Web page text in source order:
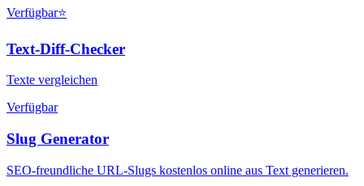
Verfügbar⭐
Text-Diff-Checker
Texte vergleichen
Verfügbar
Slug Generator
SEO-freundliche URL-Slugs kostenlos online aus Text generieren.